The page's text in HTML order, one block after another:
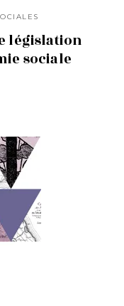
législation
sociale